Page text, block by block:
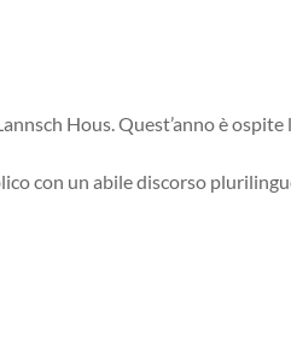
Hous. Quest’anno è ospite
con un abile discorso